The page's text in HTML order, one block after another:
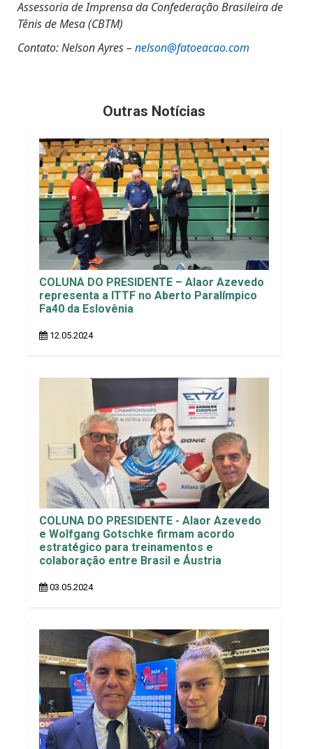
Assessoria de Imprensa da Confederação Brasileira de
Tênis de Mesa (CBTM)
Contato: Nelson Ayres – nelson@fatoeacao.com
Outras Notícias
COLUNA DO PRESIDENTE – Alaor Azevedo
representa a ITTF no Aberto Paralímpico
Fa40 da Eslovênia
12.05.2024
COLUNA DO PRESIDENTE - Alaor Azevedo
e Wolfgang Gotschke firmam acordo
estratégico para treinamentos e
colaboração entre Brasil e Áustria
03.05.2024